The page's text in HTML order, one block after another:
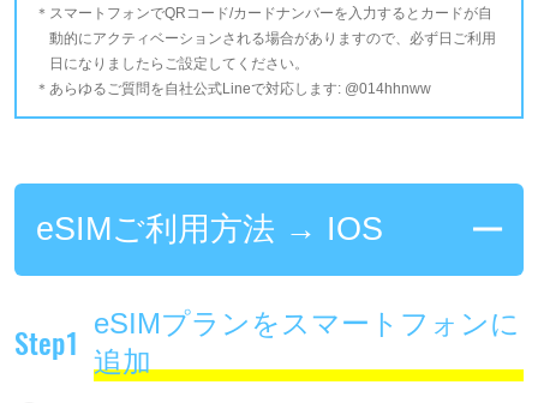
スマートフォンでQRコード/カードナンバーを入力するとカードが自
動的にアクティベーションされる場合がありますので、必ず日ご利用
日になりましたらご設定してください。
あらゆるご質問を自社公式Lineで対応します: @014hhnww
eSIMご利用方法 → IOS
Step1
eSIMプランをスマートフォンに
追加